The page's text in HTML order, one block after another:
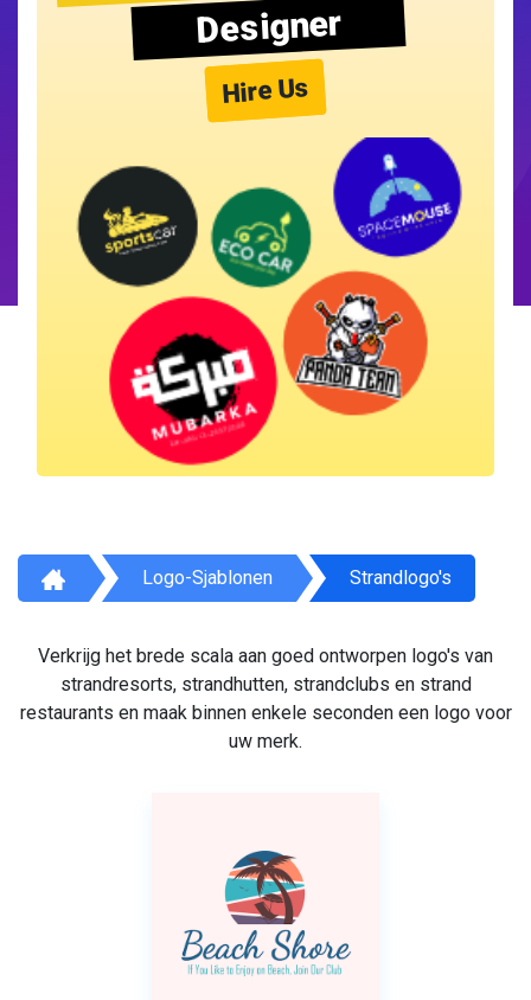
Designer
Hire Us
Logo-Sjablonen Strandlogo's
Verkrijg het brede scala aan goed ontworpen logo's van
strandresorts, strandhutten, strandclubs en strand
restaurants en maak binnen enkele seconden een logo voor
uw merk.